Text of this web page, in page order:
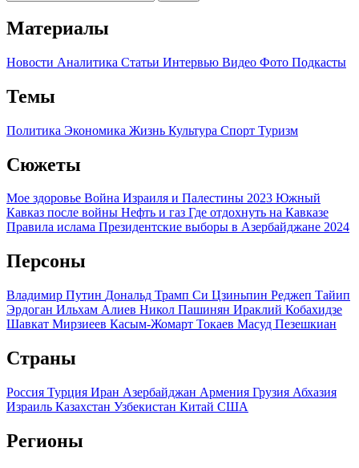
Материалы
Новости Аналитика Статьи Интервью Видео Фото Подкасты
Темы
Политика Экономика Жизнь Культура Спорт Туризм
Сюжеты
Мое здоровье Война Израиля и Палестины 2023 Южный
Кавказ после войны Нефть и газ Где отдохнуть на Кавказе
Правила ислама Президентские выборы в Азербайджане 2024
Персоны
Владимир Путин Дональд Трамп Си Цзиньпин Реджеп Тайип
Эрдоган Ильхам Алиев Никол Пашинян Ираклий Кобахидзе
Шавкат Мирзиеев Касым-Жомарт Токаев Масуд Пезешкиан
Страны
Россия Турция Иран Азербайджан Армения Грузия Абхазия
Израиль Казахстан Узбекистан Китай США
Регионы